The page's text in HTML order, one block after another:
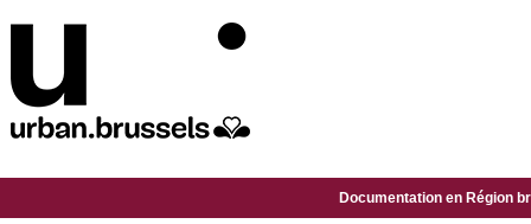
Documentation en Région